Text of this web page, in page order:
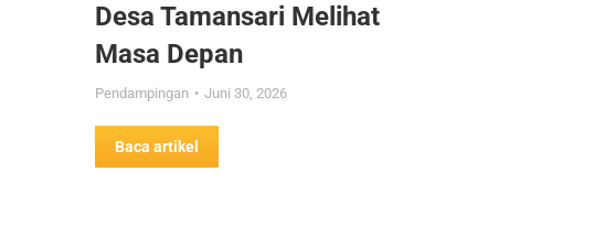
Desa Tamansari Melihat
Masa Depan
Pendampingan Juni 30, 2026
Baca artikel